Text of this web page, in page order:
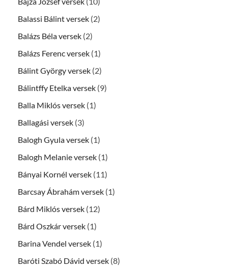
Balassi Bálint versek (2)
Balázs Béla versek (2)
Balázs Ferenc versek (1)
Bálint György versek (2)
Bálintffy Etelka versek (9)
Balla Miklós versek (1)
Ballagási versek (3)
Balogh Gyula versek (1)
Balogh Melanie versek (1)
Bányai Kornél versek (11)
Barcsay Ábrahám versek (1)
Bárd Miklós versek (12)
Bárd Oszkár versek (1)
Barina Vendel versek (1)
Baróti Szabó Dávid versek (8)